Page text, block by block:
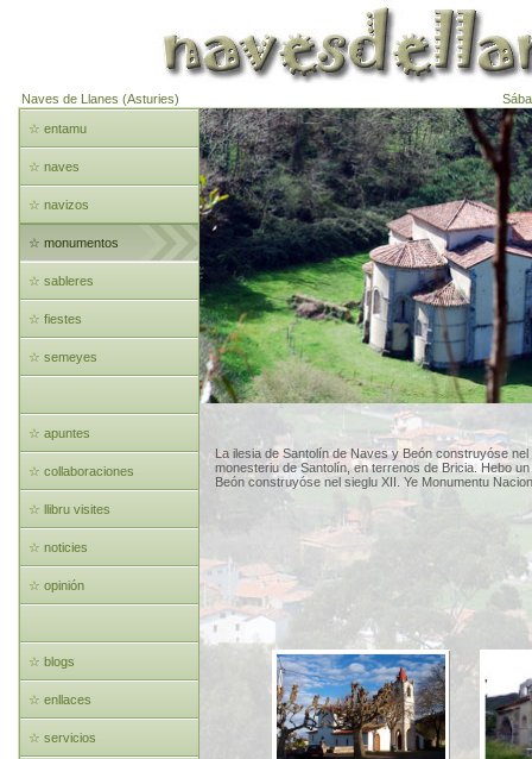
Naves de Llanes (Asturies)
☆ entamu
☆ naves
☆ navizos
☆ monumentos
☆ sableres
☆ fiestes
☆ semeyes
☆ apuntes
☆ collaboraciones
☆ llibru visites
☆ noticies
☆ opinión
☆ blogs
☆ enllaces
☆ servicios
La ilesia de Santolín de Naves y Beón construyóse
monesteriu de Santolín, en terrenos de Bricia. Hebo
Beón construyóse nel sieglu XII. Ye Monumentu